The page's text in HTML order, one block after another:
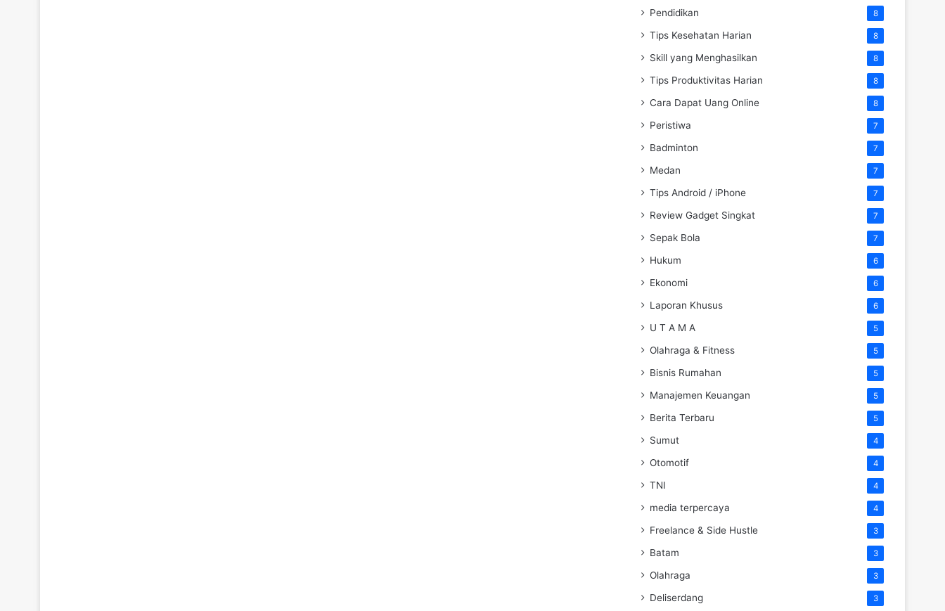
Pendidikan 8
Tips Kesehatan Harian 8
Skill yang Menghasilkan 8
Tips Produktivitas Harian 8
Cara Dapat Uang Online 8
Peristiwa 7
Badminton 7
Medan 7
Tips Android / iPhone 7
Review Gadget Singkat 7
Sepak Bola 7
Hukum 6
Ekonomi 6
Laporan Khusus 6
U T A M A 5
Olahraga & Fitness 5
Bisnis Rumahan 5
Manajemen Keuangan 5
Berita Terbaru 5
Sumut 4
Otomotif 4
TNI 4
media terpercaya 4
Freelance & Side Hustle 3
Batam 3
Olahraga 3
Deliserdang 3